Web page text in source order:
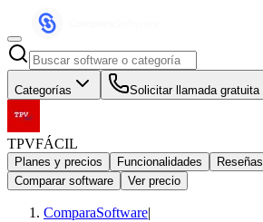
Categorías Solicitar llamada gratuita
TPVFÁCIL
Planes y precios Funcionalidades
Reseñas
Comparar software
Ver precio
ComparaSoftware|